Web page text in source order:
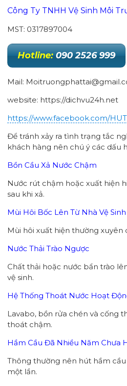
Công Ty TNHH Vệ Sinh Môi
MST: 0317897004
Hotline: 090 2526 999
Mail:
website: https://dichvu24h.net
https://www.facebook.com/
Để tránh xảy ra tình trạng tắc
khách hàng nên chú ý các dấu
Bồn Cầu Xả Nước Chậm
Nước rút chậm hoặc xuất hiện
sau khi xả.
Mùi Hôi Bốc Lên Từ Nhà Vệ Sinh
Mùi hôi xuất hiện thường xuyên
Nước Thải Trào Ngược
Chất thải hoặc nước bẩn trào
vệ sinh.
Hệ Thống Thoát Nước Hoạt
Lavabo, bồn rửa chén và cống
thoát chậm.
Hầm Cầu Đã Nhiều Năm Chưa
Thông thường nên hút hầm
một lần.